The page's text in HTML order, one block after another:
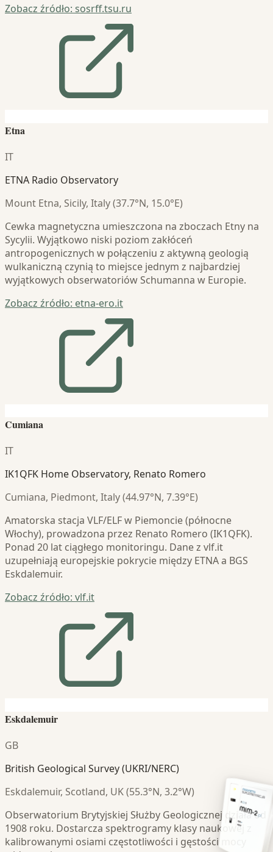
Zobacz źródło: sosrff.tsu.ru
Etna
IT
ETNA Radio Observatory
Mount Etna, Sicily, Italy (37.7°N, 15.0°E)
Cewka magnetyczna umieszczona na zboczach Etny na
Sycylii. Wyjątkowo niski poziom zakłóceń
antropogenicznych w połączeniu z aktywną geologią
wulkaniczną czynią to miejsce jednym z najbardziej
wyjątkowych obserwatoriów Schumanna w Europie.
Zobacz źródło: etna-ero.it
Cumiana
IT
IK1QFK Home Observatory, Renato Romero
Cumiana, Piedmont, Italy (44.97°N, 7.39°E)
Amatorska stacja VLF/ELF w Piemoncie (północne
Włochy), prowadzona przez Renato Romero (IK1QFK).
Ponad 20 lat ciągłego monitoringu. Dane z vlf.it
uzupełniają europejskie pokrycie między ETNA a BGS
Eskdalemuir.
Zobacz źródło: vlf.it
Eskdalemuir
GB
British Geological Survey (UKRI/NERC)
Eskdalemuir, Scotland, UK (55.3°N, 3.2°W)
Obserwatorium Brytyjskiej Służby Geologicznej działa od
1908 roku. Dostarcza spektrogramy klasy naukowej z
kalibrowanymi osiami częstotliwości i gęstości mocy